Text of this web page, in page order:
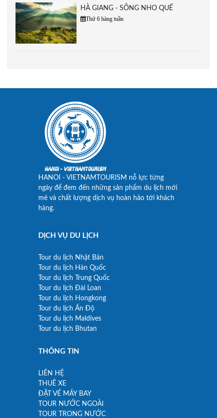
HÀ GIANG - SÔNG NHO QUẾ
Thứ 6 hàng tuần
HANOI - VIETNAMTOURISM nỗ lực từng
ngày để đem đến những sản phẩm du lịch mới
mẻ và chất lượng dịch vụ hoàn hảo tới khách
hàng.
DỊCH VỤ DU LỊCH
Tour du lịch Nhật Bản
Tour du lịch Hàn Quốc
Tour du lịch Trung Quốc
Tour du lịch Đài Loan
Tour du lịch Hongkong
Tour du lịch Ấn Độ
Tour du lịch Maldives
Tour du lịch Bhutan
THÔNG TIN
LIÊN HỆ
THUÊ XE
ĐẶT VÉ MÁY BAY
TOUR NƯỚC NGOÀI
TOUR TRONG NƯỚC